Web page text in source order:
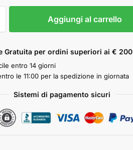
Aggiungi al carrello
Gratuita per ordini superiori ai € 200
entro 14 giorni
le 11:00 per la spedizione in giornata
Sistemi di pagamento sicuri